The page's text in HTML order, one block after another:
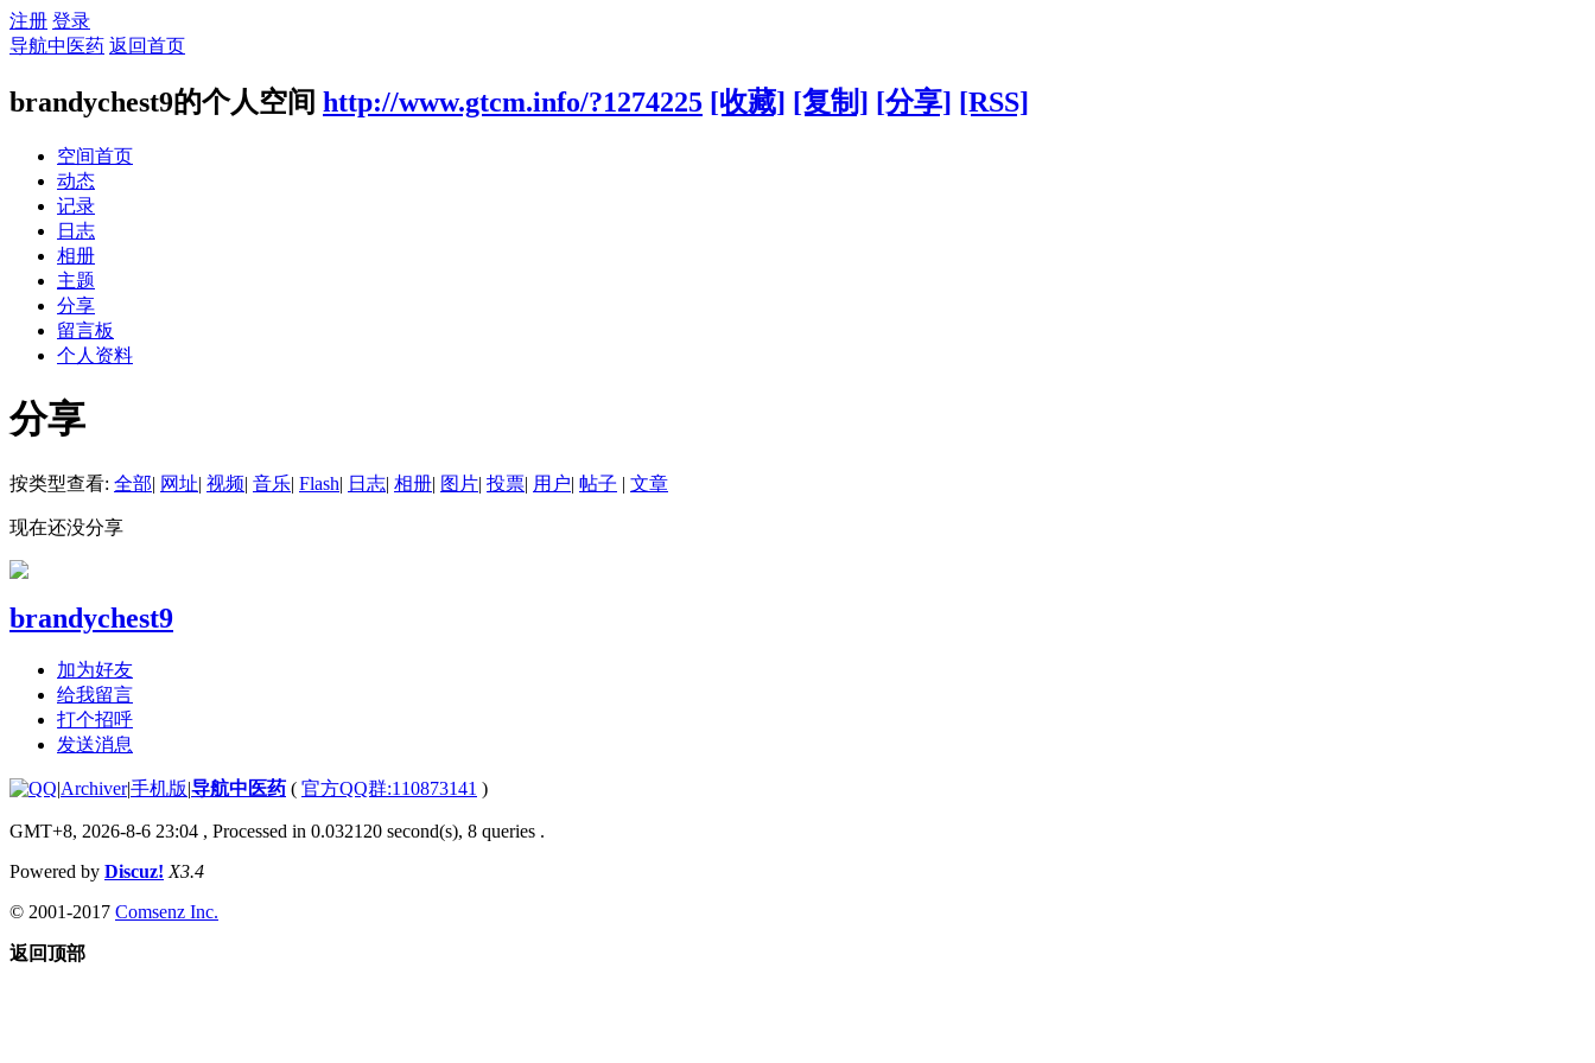
注册 登录
导航中医药 返回首页
brandychest9的个人空间 http://www.gtcm.info/?1274225 [收藏] [复制] [分享] [RSS]
空间首页
动态
记录
日志
相册
主题
分享
留言板
个人资料
分享
按类型查看: 全部| 网址| 视频| 音乐| Flash| 日志| 相册| 图片| 投票| 用户| 帖子 | 文章
现在还没分享
brandychest9
加为好友
给我留言
打个招呼
发送消息
|Archiver|手机版|导航中医药 ( 官方QQ群:110873141 )
GMT+8, 2026-8-6 23:04 , Processed in 0.032120 second(s), 8 queries .
Powered by Discuz! X3.4
© 2001-2017 Comsenz Inc.
返回顶部